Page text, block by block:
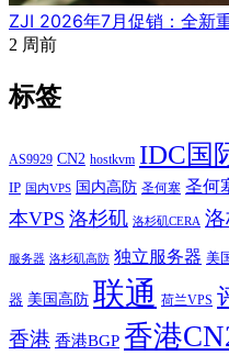
ZJI 2026年7月促销：全新
2 周前
标签
AS9929 CN2 hostkvm IDC国
IP 国内VPS 国内高防 圣何塞 圣何
本VPS 洛杉矶 洛杉矶CERA
服务器 洛杉矶高防 独立服务器 美
器 美国高防 联通 荷兰VPS
香港 香港BGP 香港